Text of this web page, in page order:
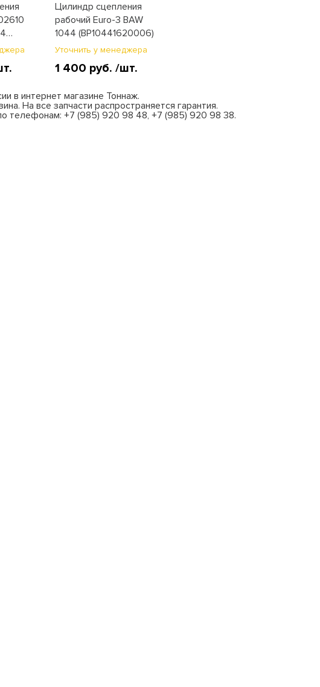
Цилиндр сцепления
рабочий Еuro-3 BAW
1044 (BP10441620006)
Уточнить у менеджера
1 400 руб. /шт.
в интернет магазине Тоннаж.
На все запчасти распространяется гарантия.
телефонам: +7 (985) 920 98 48, +7 (985) 920 98 38.